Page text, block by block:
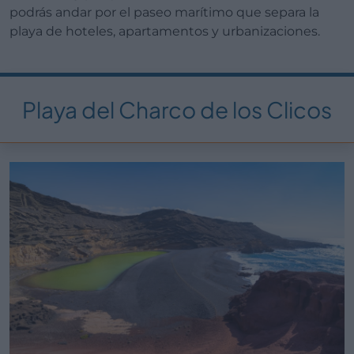
podrás andar por el paseo marítimo que separa la
playa de hoteles, apartamentos y urbanizaciones.
Playa del Charco de los Clicos